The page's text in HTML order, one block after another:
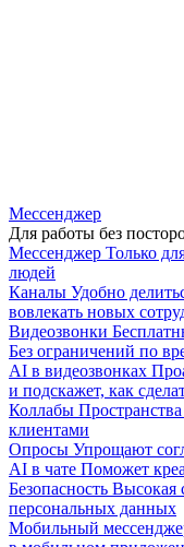
Мессенджер
Для работы без
Мессенджер Только
людей
Каналы Удобно
вовлекать новых
Видеозвонки
Без ограничений по
AI в видеозвонках
и подскажет, как
Коллабы
клиентами
Опросы Упрощают
AI в чате Поможет
Безопасность Высокая
персональных данных
Мобильный